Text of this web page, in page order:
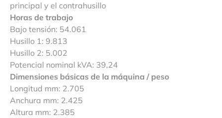
principal y el contrahusillo
Horas de trabajo
Bajo tensión: 54.061
Husillo 1: 9.813
Husillo 2: 5.002
Potencial nominal kVA: 39,24
Dimensiones básicas de la máquina / peso
Longitud mm: 2.705
Anchura mm: 2.425
Altura mm: 2.385